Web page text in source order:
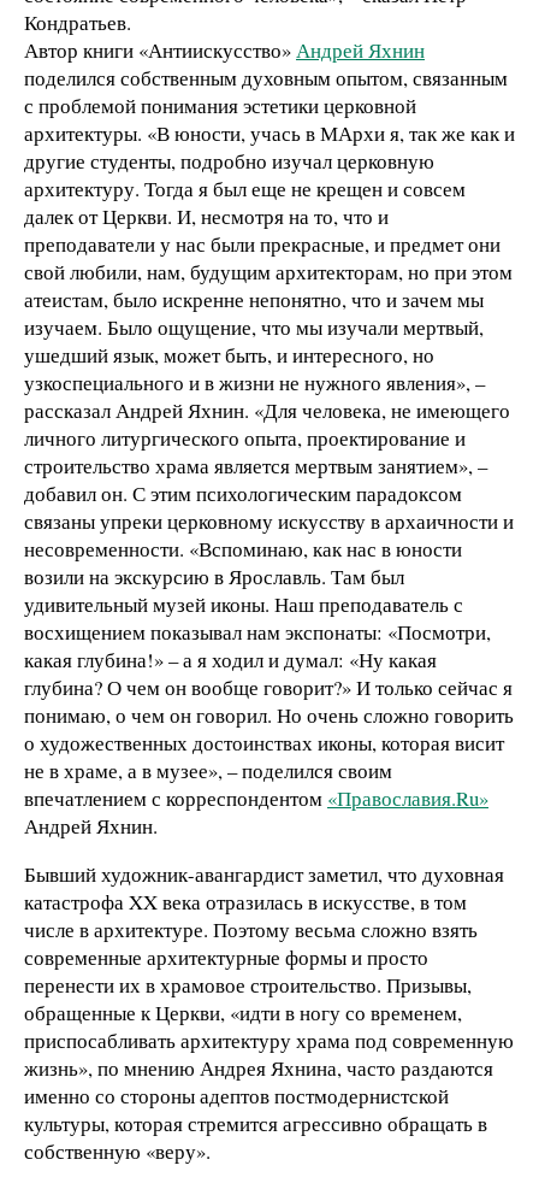
Кондратьев.
Автор книги «Антиискусство»Андрей Яхнин
поделился собственным духовным опытом, связанным
с проблемой понимания эстетики церковной
архитектуры. «В юности, учась в МАрхи я, так же как и
другие студенты, подробно изучал церковную
архитектуру. Тогда я был еще не крещен и совсем
далек от Церкви. И, несмотря на то, что и
преподаватели у нас были прекрасные, и предмет они
свой любили, нам, будущим архитекторам, но при этом
атеистам, было искренне непонятно, что и зачем мы
изучаем. Было ощущение, что мы изучали мертвый,
ушедший язык, может быть, и интересного, но
узкоспециального и в жизни не нужного явления», –
рассказал Андрей Яхнин. «Для человека, не имеющего
личного литургического опыта, проектирование и
строительство храма является мертвым занятием», –
добавил он. С этим психологическим парадоксом
связаны упреки церковному искусству в архаичности и
несовременности. «Вспоминаю, как нас в юности
возили на экскурсию в Ярославль. Там был
удивительный музей иконы. Наш преподаватель с
восхищением показывал нам экспонаты: «Посмотри,
какая глубина!» – а я ходил и думал: «Ну какая
глубина? О чем он вообще говорит?» И только сейчас я
понимаю, о чем он говорил. Но очень сложно говорить
о художественных достоинствах иконы, которая висит
не в храме, а в музее», – поделился своим
впечатлением с корреспондентом «Православия.Ru»
Андрей Яхнин.
Бывший художник-авангардист заметил, что духовная
катастрофа XX века отразилась в искусстве, в том
числе в архитектуре. Поэтому весьма сложно взять
современные архитектурные формы и просто
перенести их в храмовое строительство. Призывы,
обращенные к Церкви, «идти в ногу со временем,
приспосабливать архитектуру храма под современную
жизнь», по мнению Андрея Яхнина, часто раздаются
именно со стороны адептов постмодернистской
культуры, которая стремится агрессивно обращать в
собственную «веру».